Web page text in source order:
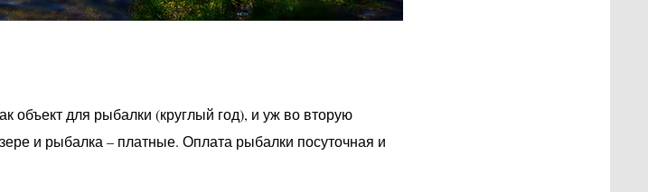
объект для рыбалки (круглый год), и уж во вторую
и рыбалка – платные. Оплата рыбалки посуточная и